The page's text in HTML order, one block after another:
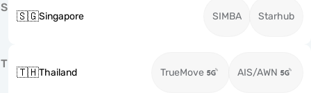
S
🇸🇬Singapore SIMBA Starhub
T
🇹🇭Thailand TrueMove AIS/AWN